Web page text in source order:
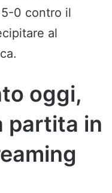
0 contro il
al
oggi,
partita in